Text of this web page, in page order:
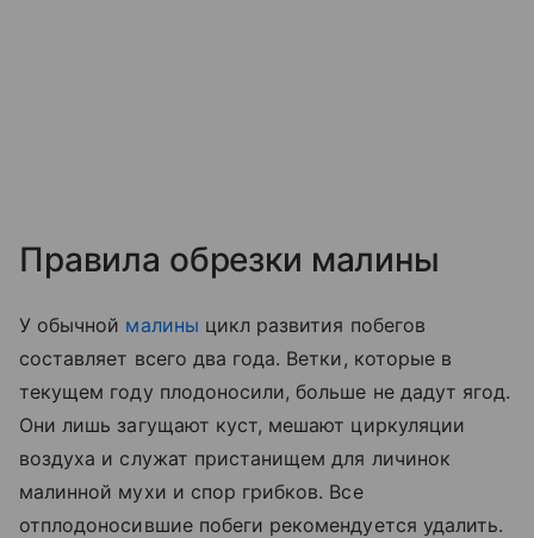
Правила обрезки малины
У обычной малины цикл развития побегов
составляет всего два года. Ветки, которые в
текущем году плодоносили, больше не дадут ягод.
Они лишь загущают куст, мешают циркуляции
воздуха и служат пристанищем для личинок
малинной мухи и спор грибков. Все
отплодоносившие побеги рекомендуется удалить.